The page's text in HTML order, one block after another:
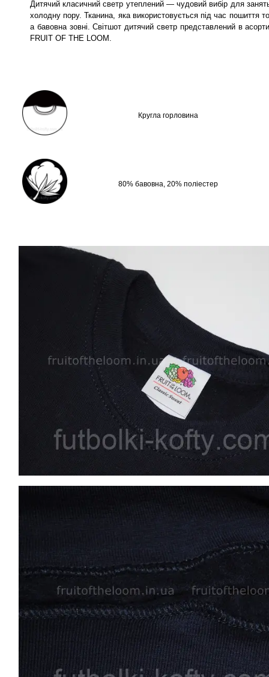
Дитячий класичний светр утеплений — чудовий вибір для
холодну пору. Тканина, яка використовується під час пошиття
а бавовна зовні. Світшот дитячий светр представлений в
FRUIT OF THE LOOM.
Кругла горловина
80% бавовна, 20% поліестер